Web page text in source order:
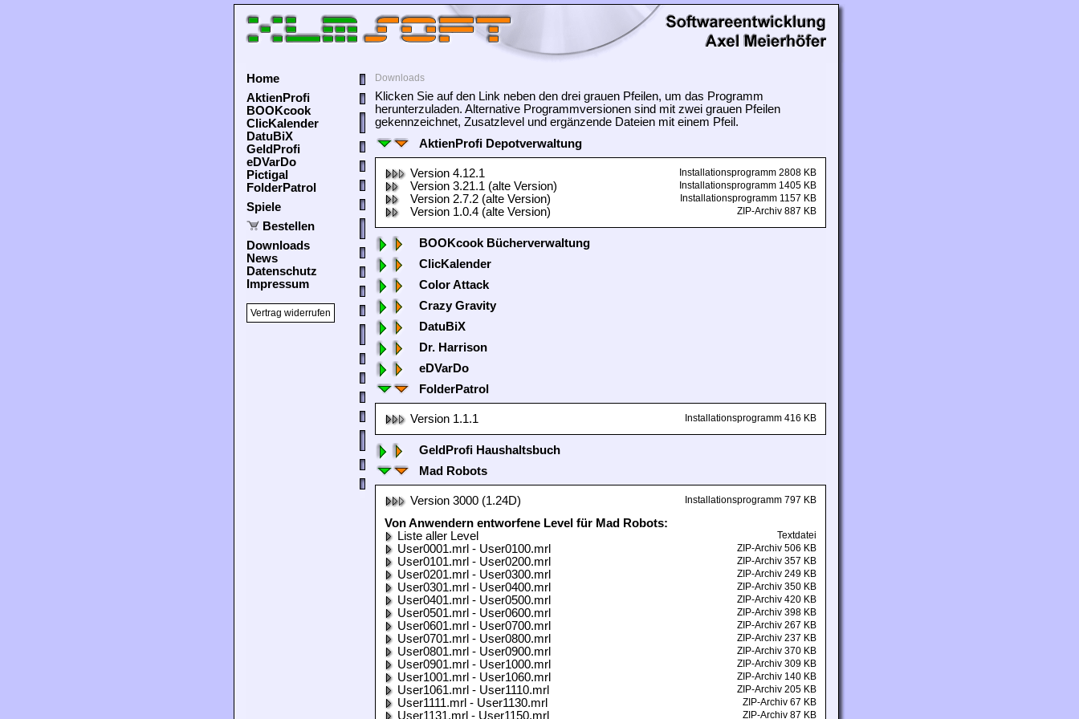
Home
AktienProfi
BOOKcook
ClicKalender
DatuBiX
GeldProfi
eDVarDo
Pictigal
FolderPatrol
Spiele
Bestellen
Downloads
News
Datenschutz
Impressum
Vertrag widerrufen
Downloads
Klicken Sie auf den Link neben den drei grauen Pfeilen, um das Programm
herunterzuladen. Alternative Programmversionen sind mit zwei grauen Pfeilen
gekennzeichnet, Zusatzlevel und ergänzende Dateien mit einem Pfeil.
AktienProfi Depotverwaltung
Version 4.12.1 Installationsprogramm 2808 KB
Version 3.21.1 (alte Version) Installationsprogramm 1405 KB
Version 2.7.2 (alte Version) Installationsprogramm 1157 KB
Version 1.0.4 (alte Version) ZIP-Archiv 887 KB
BOOKcook Bücherverwaltung
ClicKalender
Color Attack
Crazy Gravity
DatuBiX
Dr. Harrison
eDVarDo
FolderPatrol
Version 1.1.1 Installationsprogramm 416 KB
GeldProfi Haushaltsbuch
Mad Robots
Version 3000 (1.24D) Installationsprogramm 797 KB
Von Anwendern entworfene Level für Mad Robots:
Liste aller Level
Textdatei
User0001.mrl - User0100.mrl ZIP-Archiv 506 KB
User0101.mrl - User0200.mrl ZIP-Archiv 357 KB
User0201.mrl - User0300.mrl ZIP-Archiv 249 KB
User0301.mrl - User0400.mrl ZIP-Archiv 350 KB
User0401.mrl - User0500.mrl ZIP-Archiv 420 KB
User0501.mrl - User0600.mrl ZIP-Archiv 398 KB
User0601.mrl - User0700.mrl ZIP-Archiv 267 KB
User0701.mrl - User0800.mrl ZIP-Archiv 237 KB
User0801.mrl - User0900.mrl ZIP-Archiv 370 KB
User0901.mrl - User1000.mrl ZIP-Archiv 309 KB
User1001.mrl - User1060.mrl ZIP-Archiv 140 KB
User1061.mrl - User1110.mrl ZIP-Archiv 205 KB
User1111.mrl - User1130.mrl ZIP-Archiv 67 KB
User1131.mrl - User1150.mrl ZIP-Archiv 87 KB